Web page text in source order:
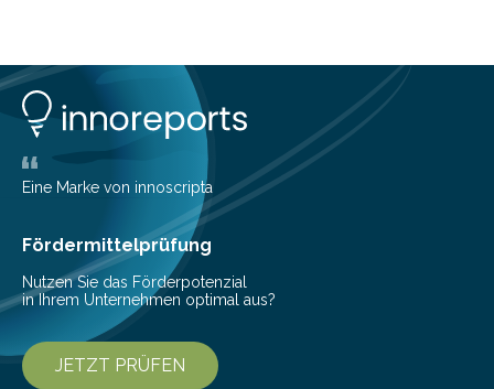
Lösungen interessieren. 1. Multibanking-Tools: Alle
Konten auf einen Blick Viele Banken bieten bereits in
ihrem Online-Banking eine Multibanking-Funktion an,
mit der sich Konten bei anderen Banken…
Eine Marke von innoscripta
Fördermittelprüfung
Nutzen Sie das Förderpotenzial
in Ihrem Unternehmen optimal aus?
JETZT PRÜFEN